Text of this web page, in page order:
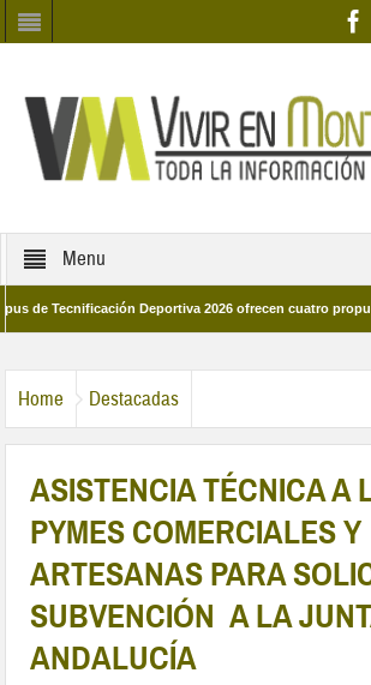
Menu
Tecnificación Deportiva 2026 ofrecen cuatro propuestas
Home Destacadas
ASISTENCIA TÉCNICA A
PYMES COMERCIALES Y
ARTESANAS PARA
SUBVENCIÓN A LA
ANDALUCÍA